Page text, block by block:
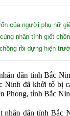
của người phụ nữ
nhân tình giết
rồi dựng hiện
dân tỉnh Bắc
Ninh đã khởi tố bị
Phong, tỉnh Bắc
nhân dân tỉnh Bắc